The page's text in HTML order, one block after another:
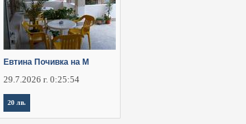
Евтина Почивка на М
29.7.2026 г. 0:25:54
20 лв.